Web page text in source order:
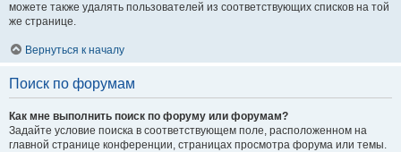
можете также удалять пользователей из соответствующих списков на той
же странице.
Вернуться к началу
Поиск по форумам
Как мне выполнить поиск по форуму или форумам?
Задайте условие поиска в соответствующем поле, расположенном на
главной странице конференции, страницах просмотра форума или темы.